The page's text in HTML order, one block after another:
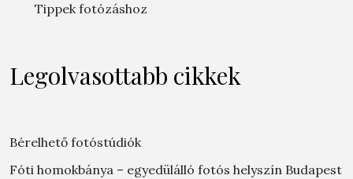
Tippek fotózáshoz
Legolvasottabb cikkek
Bérelhető fotóstúdiók
Fóti homokbánya – egyedülálló fotós helyszín Budapest